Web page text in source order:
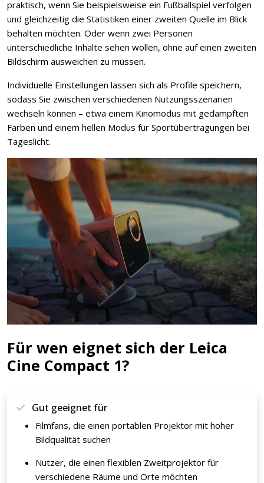
praktisch, wenn Sie beispielsweise ein Fußballspiel verfolgen
und gleichzeitig die Statistiken einer zweiten Quelle im Blick
behalten möchten. Oder wenn zwei Personen
unterschiedliche Inhalte sehen wollen, ohne auf einen zweiten
Bildschirm ausweichen zu müssen.
Individuelle Einstellungen lassen sich als Profile speichern,
sodass Sie zwischen verschiedenen Nutzungsszenarien
wechseln können – etwa einem Kinomodus mit gedämpften
Farben und einem hellen Modus für Sportübertragungen bei
Tageslicht.
Für wen eignet sich der Leica
Cine Compact 1?
Gut geeignet für
Filmfans, die einen portablen Projektor mit hoher
Bildqualität suchen
Nutzer, die einen flexiblen Zweitprojektor für
verschiedene Räume und Orte möchten